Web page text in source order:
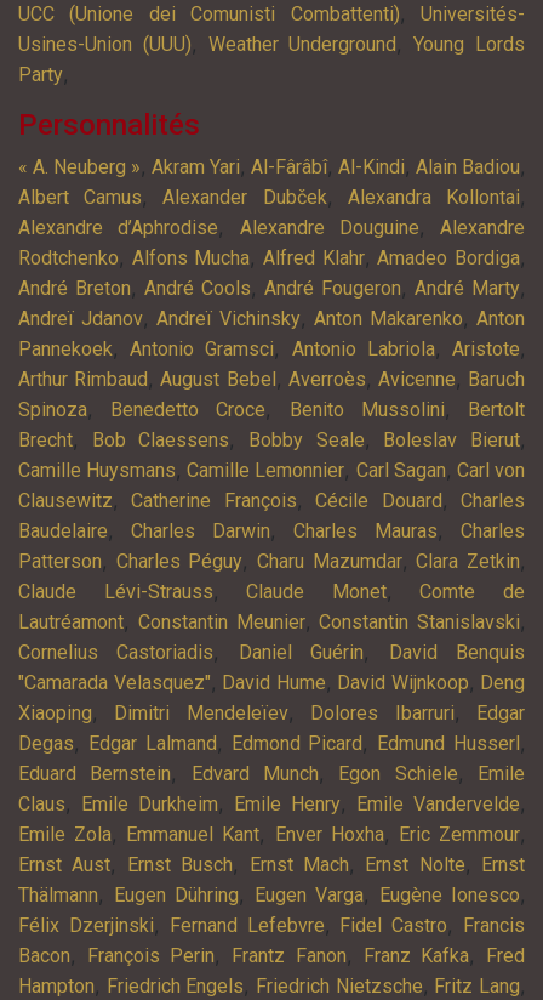
UCC (Unione dei Comunisti Combattenti),Universités-
Usines-Union (UUU), Weather Underground ,Young Lords
Party,
Personnalités
« A. Neuberg », Akram Yari, Al-Fârâbî, Al-Kindi, Alain Badiou,
Albert Camus,Alexander Dubček, Alexandra Kollontai,
Alexandre d’Aphrodise, Alexandre Douguine, Alexandre
Rodtchenko, Alfons Mucha,Alfred Klahr,Amadeo Bordiga,
André Breton, André Cools, André Fougeron, André Marty,
Andreï Jdanov, Andreï Vichinsky, Anton Makarenko, Anton
Pannekoek,Antonio Gramsci, Antonio Labriola,Aristote,
Arthur Rimbaud ,August Bebel , Averroès, Avicenne, Baruch
Spinoza, Benedetto Croce, Benito Mussolini,
Bertolt
Brecht, Bob Claessens, Bobby Seale, Boleslav Bierut,
Camille Huysmans,Camille Lemonnier, Carl Sagan, Carl von
Clausewitz,Catherine François,Cécile Douard ,Charles
Baudelaire, Charles Darwin, Charles Mauras, Charles
Patterson, Charles Péguy,Charu Mazumdar,Clara Zetkin,
Claude Lévi-Strauss,Claude Monet,Comte de
Lautréamont, Constantin Meunier,Constantin Stanislavski,
Cornelius Castoriadis, Daniel Guérin,
David Benquis
"Camarada Velasquez", David Hume, David Wijnkoop, Deng
Xiaoping, Dimitri Mendeleïev, Dolores Ibarruri,
Edgar
Degas, Edgar Lalmand , Edmond Picard , Edmund Husserl ,
Eduard Bernstein, Edvard Munch, Egon Schiele,
Emile
Claus, Emile Durkheim, Emile Henry, Emile Vandervelde,
Emile Zola, Emmanuel Kant, Enver Hoxha, Eric Zemmour,
Ernst Aust, Ernst Busch, Ernst Mach, Ernst Nolte,
Ernst
Thälmann, Eugen Dühring, Eugen Varga, Eugène Ionesco,
Félix Dzerjinski, Fernand Lefebvre, Fidel Castro,
Francis
Bacon, François Perin, Frantz Fanon, Franz Kafka,
Fred
Hampton, Friedrich Engels, Friedrich Nietzsche, Fritz Lang,